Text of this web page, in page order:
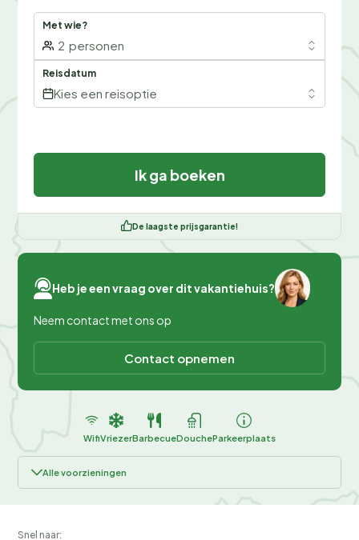
Met wie?
2 personen
Reisdatum
Kies een reisoptie
Ik ga boeken
De laagste prijsgarantie!
Heb je een vraag over dit vakantiehuis?
Neem contact met ons op
Contact opnemen
WifiVriezerBarbecueDoucheParkeerplaats
Alle voorzieningen
Snel naar: